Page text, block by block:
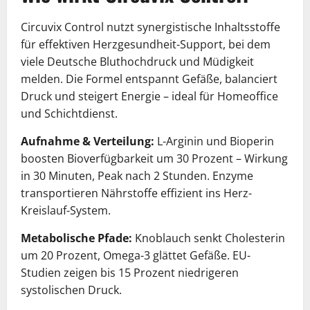
Circuvix Control nutzt synergistische Inhaltsstoffe
für effektiven Herzgesundheit-Support, bei dem
viele Deutsche Bluthochdruck und Müdigkeit
melden. Die Formel entspannt Gefäße, balanciert
Druck und steigert Energie – ideal für Homeoffice
und Schichtdienst.
Aufnahme & Verteilung: L-Arginin und Bioperin
boosten Bioverfügbarkeit um 30 Prozent – Wirkung
in 30 Minuten, Peak nach 2 Stunden. Enzyme
transportieren Nährstoffe effizient ins Herz-
Kreislauf-System.
Metabolische Pfade: Knoblauch senkt Cholesterin
um 20 Prozent, Omega-3 glättet Gefäße. EU-
Studien zeigen bis 15 Prozent niedrigeren
systolischen Druck.